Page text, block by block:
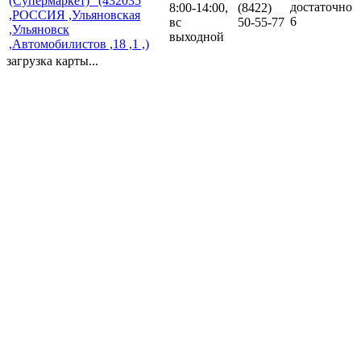
,РОССИЯ ,Ульяновская
,Ульяновск
,Автомобилистов ,18 ,1 ,)
8:00-14:00,
вс
выходной
(8422)
50-55-77 6
загрузка карты...